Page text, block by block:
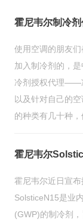
霍尼韦尔制冷
使用空调的朋友
加入制冷剂的，
冷剂授权代理——
以及针对自己的
的种类有几十种
霍尼韦尔SolsticeN15
霍尼韦尔近日宣
SolsticeN15是业
(GWP)的制冷剂